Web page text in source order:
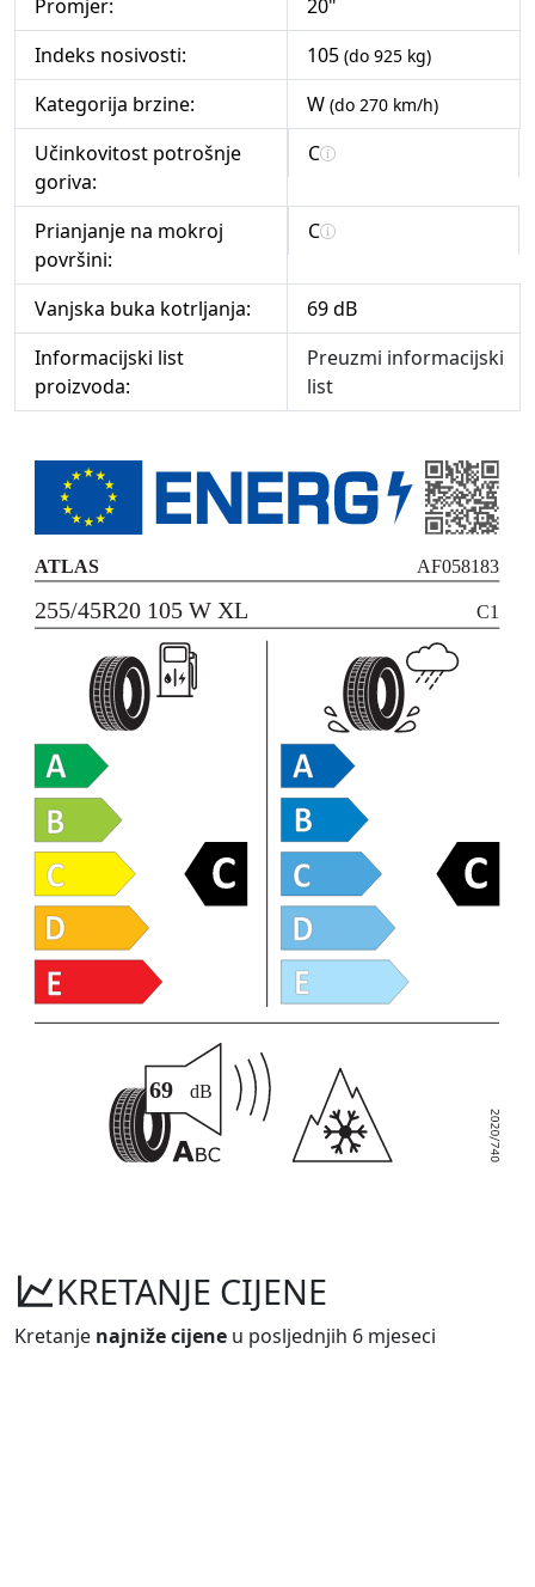
Promjer:
20"
Indeks nosivosti:
105 (do 925 kg)
Kategorija brzine: W (do 270 km/h)
Učinkovitost potrošnje
goriva:
C
Prianjanje na mokroj
površini:
C
Vanjska buka kotrljanja:
69 dB
Informacijski list
proizvoda:
Preuzmi informacijski
list
KRETANJE CIJENE
Kretanje najniže cijene u posljednjih 6 mjeseci